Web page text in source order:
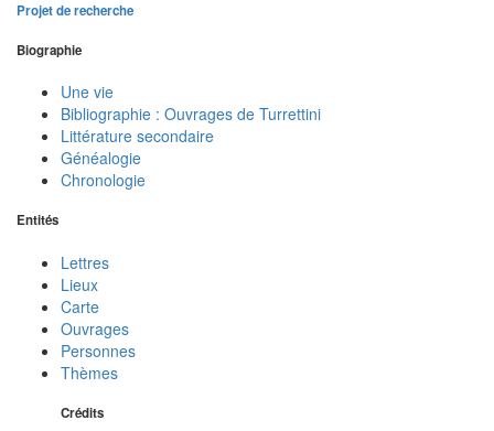
Projet de recherche
Biographie
Une vie
Bibliographie : Ouvrages de Turrettini
Littérature secondaire
Généalogie
Chronologie
Entités
Lettres
Lieux
Carte
Ouvrages
Personnes
Thèmes
Crédits